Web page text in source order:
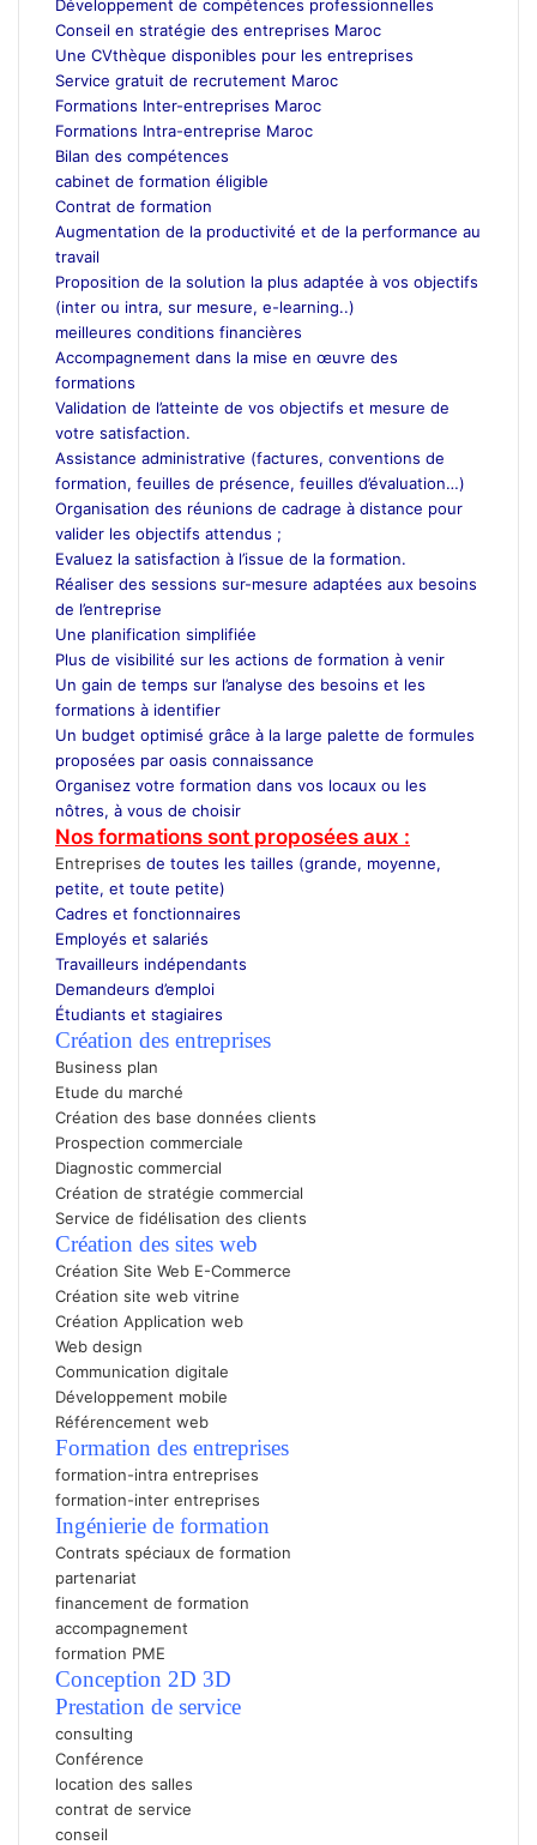
Développement de compétences professionnelles
Conseil en stratégie des entreprises Maroc
Une CVthèque disponibles pour les entreprises
Service gratuit de recrutement Maroc
Formations Inter-entreprises Maroc
Formations Intra-entreprise Maroc
Bilan des compétences
cabinet de formation éligible
Contrat de formation
Augmentation de la productivité et de la performance au
travail
Proposition de la solution la plus adaptée à vos objectifs
(inter ou intra, sur mesure, e-learning..)
meilleures conditions financières
Accompagnement dans la mise en œuvre des
formations
Validation de l’atteinte de vos objectifs et mesure de
votre satisfaction.
Assistance administrative (factures, conventions de
formation, feuilles de présence, feuilles d’évaluation…)
Organisation des réunions de cadrage à distance pour
valider les objectifs attendus ;
Evaluez la satisfaction à l’issue de la formation.
Réaliser des sessions sur-mesure adaptées aux besoins
de l’entreprise
Une planification simplifiée
Plus de visibilité sur les actions de formation à venir
Un gain de temps sur l’analyse des besoins et les
formations à identifier
Un budget optimisé grâce à la large palette de formules
proposées par oasis connaissance
Organisez votre formation dans vos locaux ou les
nôtres, à vous de choisir
Nos formations sont proposées aux :
Entreprises de toutes les tailles (grande, moyenne,
petite, et toute petite)
Cadres et fonctionnaires
Employés et salariés
Travailleurs indépendants
Demandeurs d’emploi
Étudiants et stagiaires
Création des entreprises
Business plan
Etude du marché
Création des base données clients
Prospection commerciale
Diagnostic commercial
Création de stratégie commercial
Service de fidélisation des clients
Création des sites web
Création Site Web E-Commerce
Création site web vitrine
Création Application web
Web design
Communication digitale
Développement mobile
Référencement web
Formation des entreprises
formation-intra entreprises
formation-inter entreprises
Ingénierie de formation
Contrats spéciaux de formation
partenariat
financement de formation
accompagnement
formation PME
Conception 2D 3D
Prestation de service
consulting
Conférence
location des salles
contrat de service
conseil